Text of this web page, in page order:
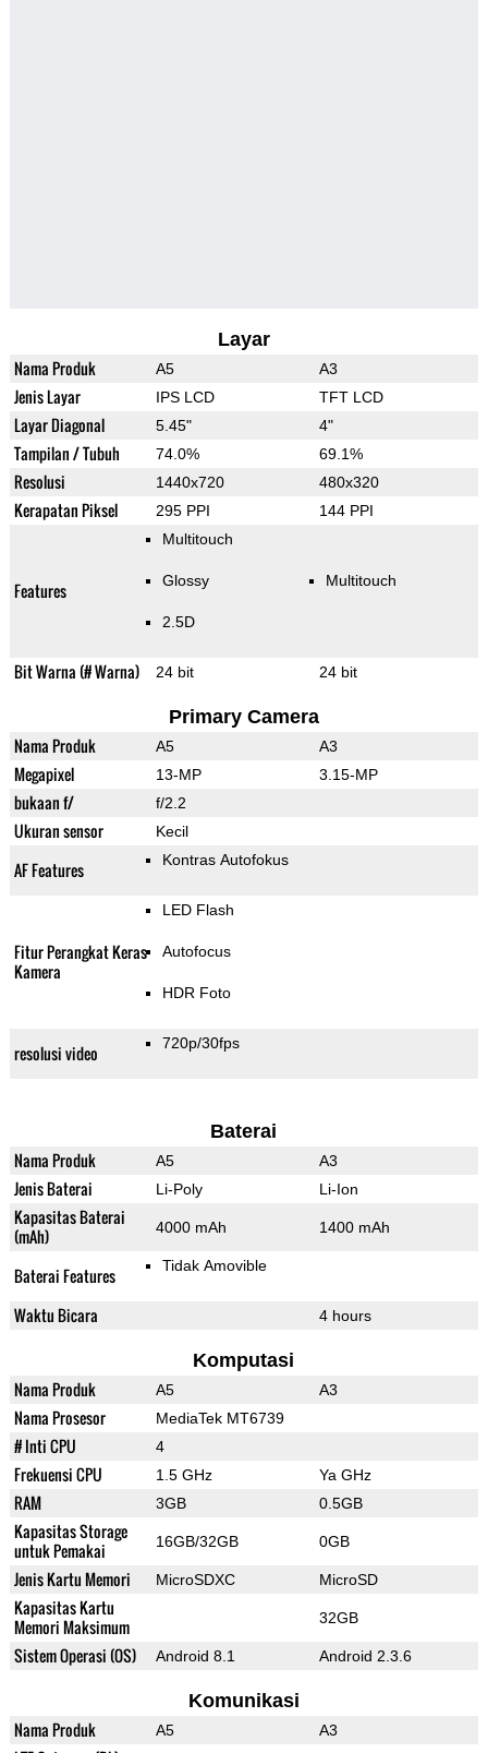
Layar
Nama Produk A5 A3
Jenis Layar IPS LCD TFT LCD
Layar Diagonal 5.45" 4"
Tampilan / Tubuh 74.0% 69.1%
Resolusi 1440x720 480x320
Kerapatan Piksel 295 PPI 144 PPI
Features
Multitouch
Glossy
2.5D
Multitouch
Bit Warna (# Warna) 24 bit 24 bit
Primary Camera
Nama Produk A5 A3
Megapixel 13-MP 3.15-MP
bukaan f/ f/2.2
Ukuran sensor Kecil
AF Features Kontras Autofokus
Fitur Perangkat Keras
Kamera
LED Flash
Autofocus
HDR Foto
resolusi video 720p/30fps
Baterai
Nama Produk A5 A3
Jenis Baterai Li-Poly Li-Ion
Kapasitas Baterai
(mAh)
4000 mAh 1400 mAh
Baterai Features Tidak Amovible
Waktu Bicara 4 hours
Komputasi
Nama Produk A5 A3
Nama Prosesor MediaTek MT6739
# Inti CPU 4
Frekuensi CPU 1.5 GHz Ya GHz
RAM 3GB 0.5GB
Kapasitas Storage
untuk Pemakai
16GB/32GB 0GB
Jenis Kartu Memori MicroSDXC MicroSD
Kapasitas Kartu
Memori Maksimum
32GB
Sistem Operasi (OS) Android 8.1 Android 2.3.6
Komunikasi
Nama Produk A5 A3